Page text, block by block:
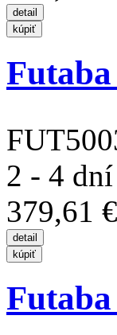
2 - 4 dní
379,61 €